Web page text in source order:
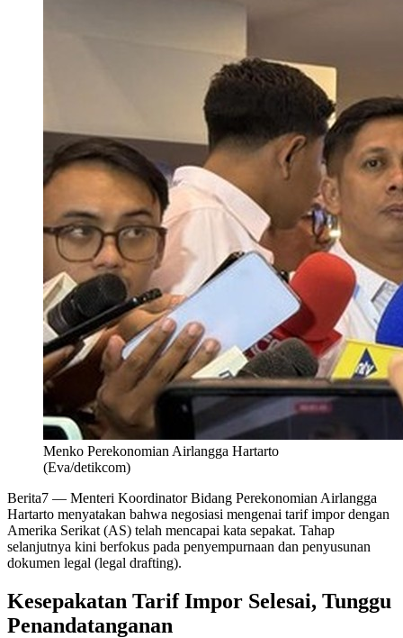
Menko Perekonomian Airlangga Hartarto
(Eva/detikcom)
Berita7 — Menteri Koordinator Bidang Perekonomian Airlangga
Hartarto menyatakan bahwa negosiasi mengenai tarif impor dengan
Amerika Serikat (AS) telah mencapai kata sepakat. Tahap
selanjutnya kini berfokus pada penyempurnaan dan penyusunan
dokumen legal (legal drafting).
Kesepakatan Tarif Impor Selesai, Tunggu
Penandatanganan